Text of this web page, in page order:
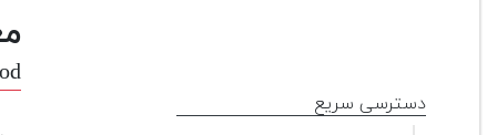
دسترسی سریع